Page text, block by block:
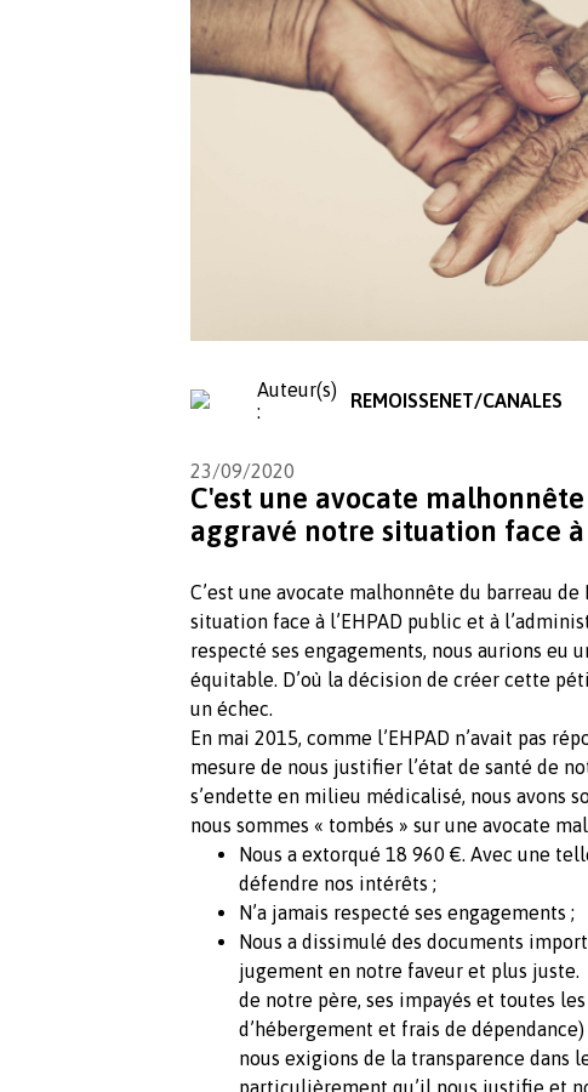
Auteur(s)
:
REMOISSENET/CANALES
23/09/2020
C'est une avocate
aggravé notre situation face
C’est une avocate malhonnête du barreau
situation face à l’EHPAD public et à
respecté ses engagements, nous aurions eu
équitable. D’où la décision de créer cette
un échec.
En mai 2015, comme l’EHPAD n’avait pas
mesure de nous justifier l’état de santé de
s’endette en milieu médicalisé, nous avons
nous sommes « tombés » sur une avocate
Nous a extorqué 18 960 €. Avec une
défendre nos intérêts ;
N’a jamais respecté ses engagements ;
Nous a dissimulé des documents
jugement en notre faveur et plus
de notre père, ses impayés et toutes
d’hébergement et frais de
nous exigions de la transparence dans
particulièrement qu’il nous justifie et